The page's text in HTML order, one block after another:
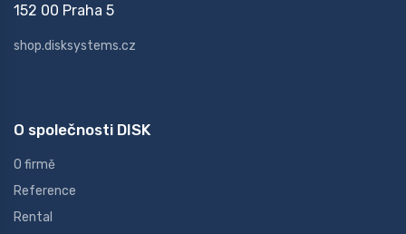
152 00 Praha 5
shop.disksystems.cz
O společnosti DISK
O firmě
Reference
Rental